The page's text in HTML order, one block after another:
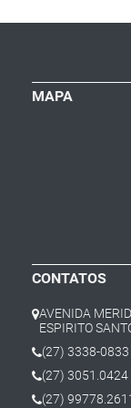
MAPA
CONTATOS
AVENIDA
ESPIRITO
(27) 3338-
(27)
(27)